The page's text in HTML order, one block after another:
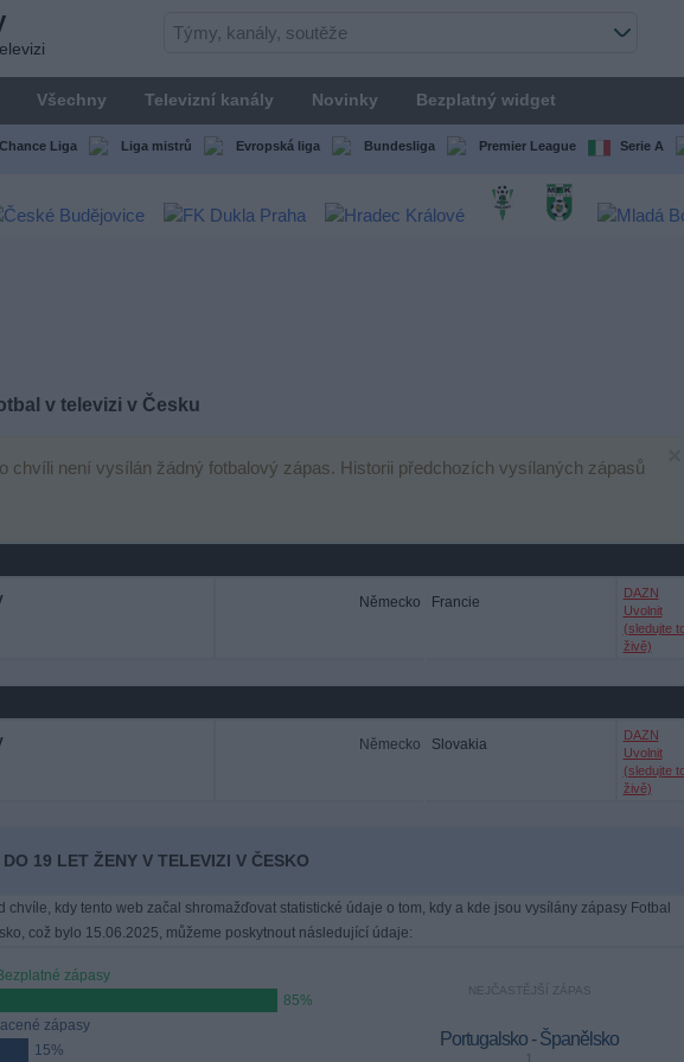
Všechny Televizní kanály Novinky Bezplatný widget
Chance Liga Liga mistrů Evropská liga Bundesliga Premier League Serie A
v televizi v Česku
chvíli není vysílán žádný fotbalový zápas. Historii předchozích vysílaných zápasů
Německo Francie
DAZN
Uvolnit
(sledujte
živě)
Německo Slovakia
DAZN
Uvolnit
(sledujte
živě)
19 LET ŽENY V TELEVIZI V ČESKO
chvíle, kdy tento web začal shromažďovat statistické údaje o tom, kdy a kde jsou vysílány zápasy Fotbal
což bylo 15.06.2025, můžeme poskytnout následující údaje:
zápasy
85%
zápasy
15%
NEJČASTĚJŠÍ ZÁPAS
Portugalsko - Španělsko